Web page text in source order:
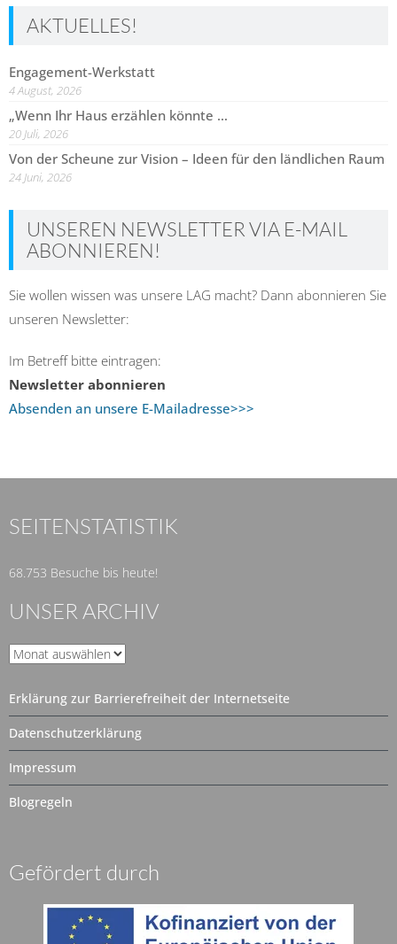
AKTUELLES!
Engagement-Werkstatt
4 August, 2026
„Wenn Ihr Haus erzählen könnte …
20 Juli, 2026
Von der Scheune zur Vision – Ideen für den ländlichen Raum
24 Juni, 2026
UNSEREN NEWSLETTER VIA E-MAIL
ABONNIEREN!
Sie wollen wissen was unsere LAG macht? Dann abonnieren Sie
unseren Newsletter:
Im Betreff bitte eintragen:
Newsletter abonnieren
Absenden an unsere E-Mailadresse>>>
SEITENSTATISTIK
68.753 Besuche bis heute!
UNSER ARCHIV
Unser
Erklärung zur Barrierefreiheit der Internetseite
Datenschutzerklärung
Impressum
Blogregeln
Gefördert durch